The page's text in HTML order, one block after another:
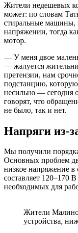
Жители недешевых
может: по словам
стиральные машины,
напряжении, тогда
мотор.
— У меня двое
— жалуется
претензии, нам
подстанцию,
несильно — сегодня
говорят, что
не было, так и нет.
Напряги из-
Мы получили
Основных проблем
низкое напряжение в
составляет 120–170
необходимых для
Жители
устройства,